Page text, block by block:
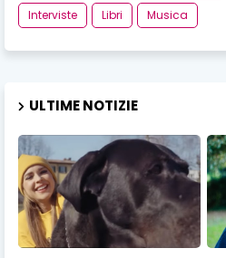
Interviste
Libri Musica
ULTIME NOTIZIE